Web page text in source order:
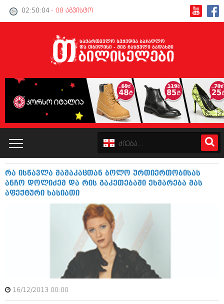
02:50:04 - 08 აგვისტო
ინტერვიუები
კატალოგი
საზოგადოება
მოდი, ვილაპარაკოთ
მოდა + დიზაინი
რა ისწავლა მამაკაცთან ბოლო ურთიერთობისას
ანჩო დოლიძემ და რის გაკეთებაში ეხმარება მას
აფექტური ხასიათი
16/12/2013 00:00